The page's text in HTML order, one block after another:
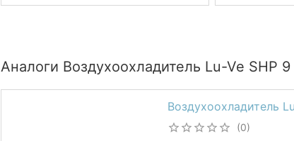
Аналоги Воздухоохладитель Lu-Ve SHP 9
Воздухоохладитель
(0)